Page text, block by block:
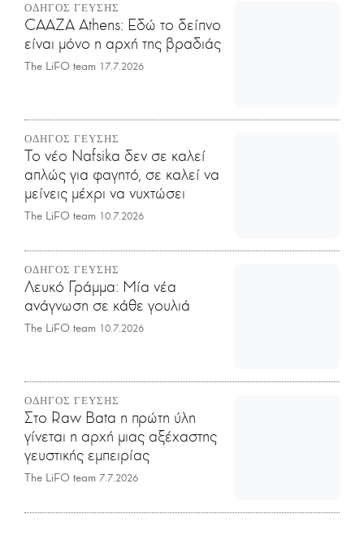
ΟΔΗΓΟΣ ΓΕΥΣΗΣ
CAAZA Athens: Εδώ το δείπνο
είναι μόνο η αρχή της βραδιάς
The LiFO team 17.7.2026
ΟΔΗΓΟΣ ΓΕΥΣΗΣ
Το νέο Nafsika δεν σε καλεί
απλώς για φαγητό, σε καλεί να
μείνεις μέχρι να νυχτώσει
The LiFO team 10.7.2026
ΟΔΗΓΟΣ ΓΕΥΣΗΣ
Λευκό Γράμμα: Μία νέα
ανάγνωση σε κάθε γουλιά
The LiFO team 10.7.2026
ΟΔΗΓΟΣ ΓΕΥΣΗΣ
Στο Raw Bata η πρώτη ύλη
γίνεται η αρχή μιας αξέχαστης
γευστικής εμπειρίας
The LiFO team 7.7.2026